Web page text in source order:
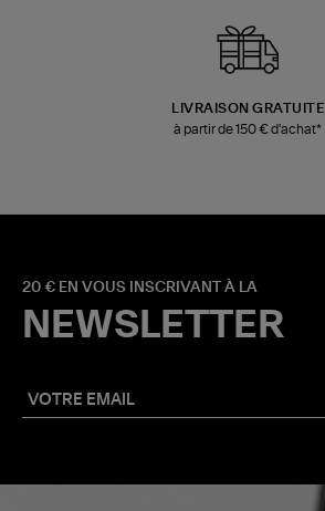
LIVRAISON GRATUITE
à partir de 150 € d'achat*
20 € EN VOUS INSCRIVANT À LA
NEWSLETTER